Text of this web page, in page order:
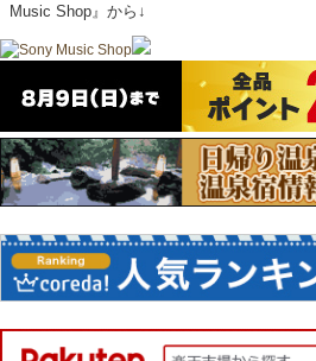
Music Shop』から↓